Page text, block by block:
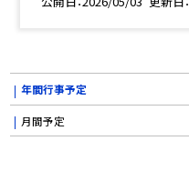
年間行事予定
月間予定